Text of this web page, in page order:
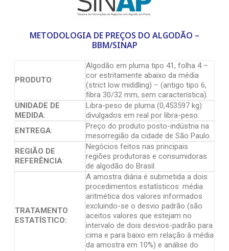
METODOLOGIA DE PREÇOS DO ALGODÃO –
BBM/SINAP
PRODUTO:
Algodão em pluma tipo 41, folha 4 –
cor estritamente abaixo da média
(strict low middling) – (antigo tipo 6,
fibra 30/32 mm, sem característica).
UNIDADE DE
MEDIDA:
Libra-peso de pluma (0,453597 kg)
divulgados em real por libra-peso.
ENTREGA:
Preço do produto posto-indústria na
mesorregião da cidade de São Paulo.
REGIÃO DE
REFERÊNCIA:
Negócios feitos nas principais
regiões produtoras e consumidoras
de algodão do Brasil.
TRATAMENTO
ESTATÍSTICO:
A amostra diária é submetida a dois
procedimentos estatísticos: média
aritmética dos valores informados
excluindo-se o desvio padrão (são
aceitos valores que estejam no
intervalo de dois desvios-padrão para
cima e para baixo em relação à média
da amostra em 10%) e análise do